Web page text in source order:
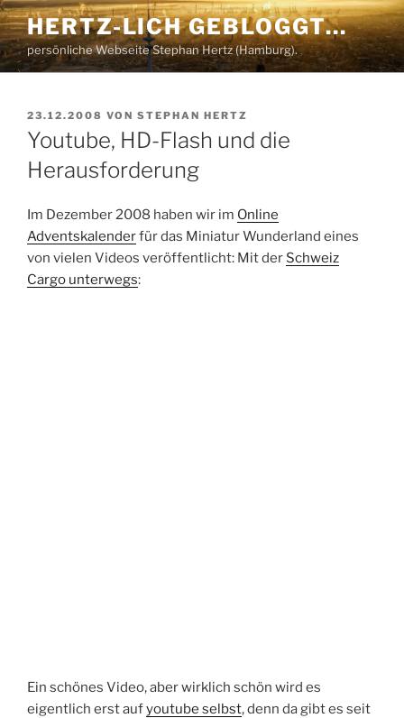
Zum
Inhalt
springen
HERTZ-LICH GEBLOGGT…
persönliche Webseite Stephan Hertz (Hamburg).
VERÖFFENTLICHT
AM
23.12.2008 VON STEPHAN HERTZ
Youtube, HD-Flash und die
Herausforderung
Im Dezember 2008 haben wir im Online
Adventskalenderfür das Miniatur Wunderland eines
von vielen Videos veröffentlicht: Mit der Schweiz
Cargo unterwegs:
Ein schönes Video, aber wirklich schön wird es
eigentlich erst aufyoutube selbst, denn da gibt es seit